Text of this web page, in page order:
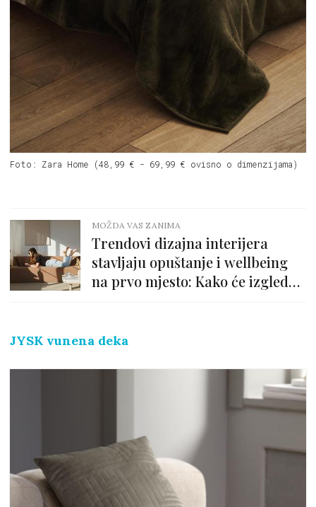
Foto: Zara Home (48,99 € - 69,99 € ovisno o dimenzijama)
MOŽDA VAS ZANIMA
Trendovi dizajna interijera
stavljaju opuštanje i wellbeing
na prvo mjesto: Kako će izgledati
JYSK vunena deka